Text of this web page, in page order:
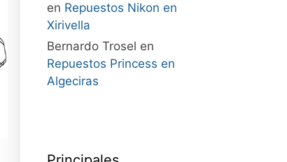
en Repuestos Nikon en
Xirivella
Bernardo Trosel en
Repuestos Princess en
Algeciras